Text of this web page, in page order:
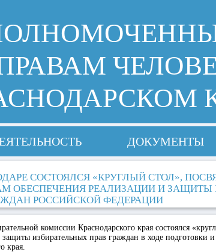
ДОКУМЕНТЫ
СОСТОЯЛСЯ «КРУГЛЫЙ СТОЛ»,
ОБЕСПЕЧЕНИЯ РЕАЛИЗАЦИИ И ЗАЩИТЫ
РОССИЙСКОЙ ФЕДЕРАЦИИ
комиссии Краснодарского края состоялся
защиты избирательных прав граждан в ходе подготовки
края.